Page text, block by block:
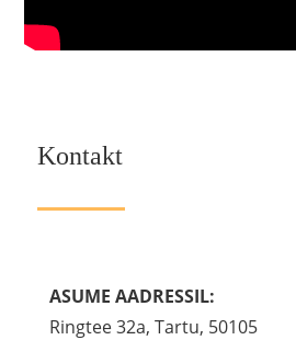
Kontakt
ASUME AADRESSIL:
Ringtee 32a, Tartu, 50105